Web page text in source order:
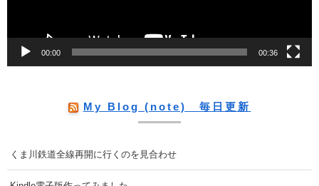
00:00 00:36
My Blog (note) 毎日更新
くま川鉄道全線再開に行くのを見合わせ